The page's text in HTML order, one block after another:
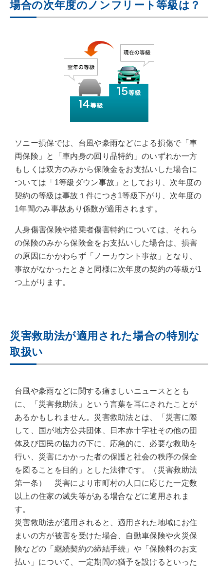
場合の次年度のノンフリート等級は？
ソニー損保では、台風や豪雨などによる損傷で「車
両保険」と「車内身の回り品特約」のいずれか一方
もしくは双方のみから保険金をお支払いした場合に
ついては「1等級ダウン事故」としており、次年度の
契約の等級は事故１件につき1等級下がり、次年度の
1年間のみ事故あり係数が適用されます。
人身傷害保険や搭乗者傷害特約については、それら
の保険のみから保険金をお支払いした場合は、損害
の原因にかかわらず「ノーカウント事故」となり、
事故がなかったときと同様に次年度の契約の等級が1
つ上がります。
災害救助法が適用された場合の特別な
取扱い
台風や豪雨などに関する痛ましいニュースととも
に、「災害救助法」という言葉を耳にされたことが
あるかもしれません。災害救助法とは、「災害に際
して、国が地方公共団体、日本赤十字社その他の団
体及び国民の協力の下に、応急的に、必要な救助を
行い、災害にかかった者の保護と社会の秩序の保全
を図ることを目的」とした法律です。（災害救助法
第一条） 災害により市町村の人口に応じた一定数
以上の住家の滅失等がある場合などに適用されま
す。
災害救助法が適用されると、適用された地域にお住
まいの方が被害を受けた場合、自動車保険や火災保
険などの「継続契約の締結手続」や「保険料のお支
払い」について、一定期間の猶予を設けるといった